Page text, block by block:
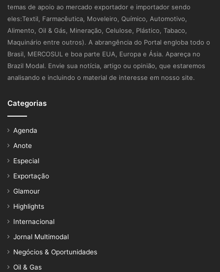
temas de apoio ao mercado exportador e importador sendo
eles:Textil, Farmacêutica, Moveleiro, Químico, Automotivo,
Alimento, Oil & Gás, Mineração, Celulose, Plástico, Tabaco,
Maquinário entre outros). A abrangência do Portal engloba todo o
Brasil, MERCOSUL e boa parte EUA, Europa e Ásia. Apareça no
Brazil Modal. Envie sua notícia, artigo ou opinião, que estaremos
analisando e incluindo o material de interesse em nosso site.
Categorias
Agenda
Anote
Especial
Exportação
Glamour
Highlights
Internacional
Jornal Multimodal
Negócios & Oportunidades
Oil & Gas